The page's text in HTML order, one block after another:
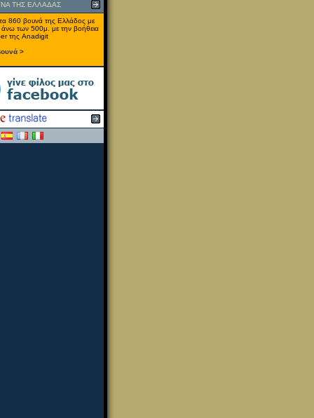
ΤΗΣ ΕΛΛΑΔΑΣ
860 βουνά της Ελλάδος με
των 500μ. με την βοήθεια
της Anadigit
>